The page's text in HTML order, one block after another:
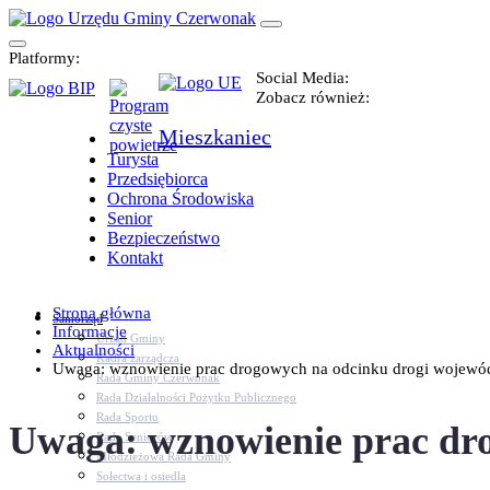
Platformy:
Social Media:
Zobacz również:
Mieszkaniec
Turysta
Przedsiębiorca
Ochrona Środowiska
Senior
Bezpieczeństwo
Kontakt
Samorząd
Urząd Gminy
Kadra zarządcza
Rada Gminy Czerwonak
Rada Działalności Pożytku Publicznego
Rada Sportu
Rada Seniorów
Młodzieżowa Rada Gminy
Sołectwa i osiedla
Strona główna
Informacje
Aktualności
Uwaga: wznowienie prac drogowych na odcinku drogi
Uwaga: wznowienie prac